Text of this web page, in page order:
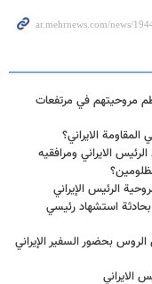
مروحيتهم في مرتفعات
الايراني؟
الايراني ومرافقيه
الرئيس الإيراني
بحادثة استشهاد رئيسي
بحضور السفير الإيراني
الايراني